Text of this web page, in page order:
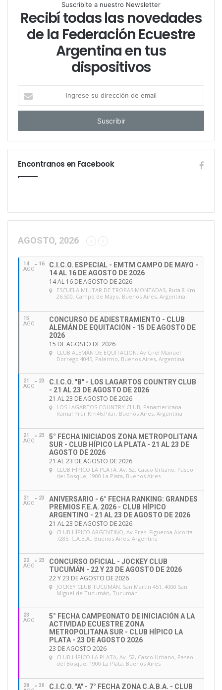
Suscribite a nuestro Newsletter
Recibí todas las novedades
de la Federación Ecuestre
Argentina en tus
dispositivos
g
e
s
s
e
c
ó
Encontranos en Facebook
AGOSTO, 2026
14
AGO
16
C.I.C.O. ESPECIAL - EMTM CAMPO DE MAYO -
14 AL 16 DE AGOSTO DE 2026
14 AL 16 DE AGOSTO DE 2026
ESCUELA MILITAR DE TROPAS MONTADAS, Ruta 8 Km
26,500, Campo de Mayo, Buenos Aires, Argentina
15
AGO
CONCURSO DE ADIESTRAMIENTO - CLUB
ALEMÁN DE EQUITACIÓN - 15 DE AGOSTO DE
2026
15 DE AGOSTO DE 2026
CLUB ALEMÁN DE EQUITACIÓN, Av Cnel Manuel
Dorrego 4045, Palermo, Buenos Aires, Argentina
21
AGO
23
C.I.C.O. "B" - LOS LAGARTOS COUNTRY CLUB
- 21 AL 23 DE AGOSTO DE 2026
21 AL 23 DE AGOSTO DE 2026
LOS LAGARTOS COUNTRY CLUB, Panamericana
Ramal Pilar Km46,Pilar, Buenos Aires, Argentina
21
AGO
23
5° FECHA INICIADOS ZONA METROPOLITANA
SUR - CLUB HÍPICO LA PLATA - 21 AL 23 DE
AGOSTO DE 2026
21 AL 23 DE AGOSTO DE 2026
CLUB HÍPICO LA PLATA, Av. 52, Casco Urbano, Paseo
del Bosque, 1900 La Plata, Buenos Aires
21
AGO
23
ANIVERSARIO - 6° FECHA RANKING: GRANDES
PREMIOS F.E.A. 2026 - CLUB HÍPICO
ARGENTINO - 21 AL 23 DE AGOSTO DE 2026
21 AL 23 DE AGOSTO DE 2026
CLUB HÍPICO ARGENTINO, Av Pres. Figueroa Alcorta
7285, C.A.B.A., Buenos Aires, Argentina
22
AGO
23
CONCURSO OFICIAL - JOCKEY CLUB
TUCUMÁN - 22 Y 23 DE AGOSTO DE 2026
22 Y 23 DE AGOSTO DE 2026
JOCKEY CLUB TUCUMÁN, San Martín 451, 4000 San
Miguel de Tucumán, Tucumán
23
AGO
5° FECHA CAMPEONATO DE INICIACIÓN A LA
ACTIVIDAD ECUESTRE ZONA
METROPOLITANA SUR - CLUB HÍPICO LA
PLATA - 23 DE AGOSTO 2026
23 DE AGOSTO 2026
CLUB HÍPICO LA PLATA, Av. 52, Casco Urbano, Paseo
del Bosque, 1900 La Plata, Buenos Aires
28 30 C.I.C.O. "A" - 7° FECHA ZONA C.A.B.A. - CLUB